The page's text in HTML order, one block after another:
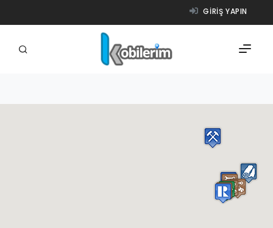
GIRIŞ YAPIN